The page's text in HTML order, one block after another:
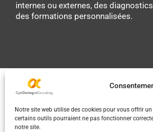
Notre site web utilise des cookies pour vous offrir
certains outils pourraient ne pas fonctionner
notre site.
internes ou externes, des
des formations personnalisées.